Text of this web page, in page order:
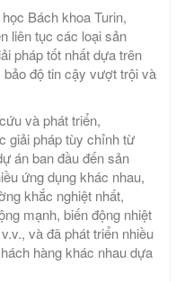
Bách khoa Turin,
liên tục các loại sản
pháp tốt nhất dựa trên
độ tin cậy vượt trội và
và phát triển,
giải pháp tùy chỉnh từ
án ban đầu đến sản
ứng dụng khác nhau,
khắc nghiệt nhất,
mạnh, biến động nhiệt
và đã phát triển nhiều
hàng khác nhau dựa